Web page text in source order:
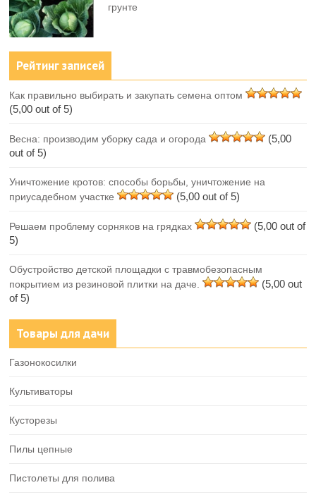
грунте
Рейтинг записей
Как правильно выбирать и закупать семена оптом
(5,00 out of 5)
Весна: производим уборку сада и огорода
(5,00
out of 5)
Уничтожение кротов: способы борьбы, уничтожение на
приусадебном участке
(5,00 out of 5)
Решаем проблему сорняков на грядках
(5,00 out of
5)
Обустройство детской площадки с травмобезопасным
покрытием из резиновой плитки на даче.
(5,00 out
of 5)
Товары для дачи
Газонокосилки
Культиваторы
Кусторезы
Пилы цепные
Пистолеты для полива